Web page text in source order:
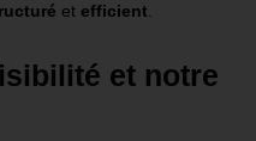
et efficient.
et notre